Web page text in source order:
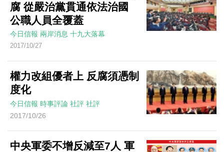
腐 從嚴治黨貫通依法治國
公職人員全覆蓋
今日信報 兩岸消息 十九大落幕
2017/10/27
權力改組優者上 反腐須憑制
度化
今日信報 時事評論 社評 社評
2017/10/26
中央軍委不增反減至7人 軍